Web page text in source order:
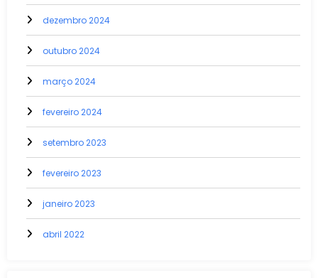
dezembro 2024
outubro 2024
março 2024
fevereiro 2024
setembro 2023
fevereiro 2023
janeiro 2023
abril 2022